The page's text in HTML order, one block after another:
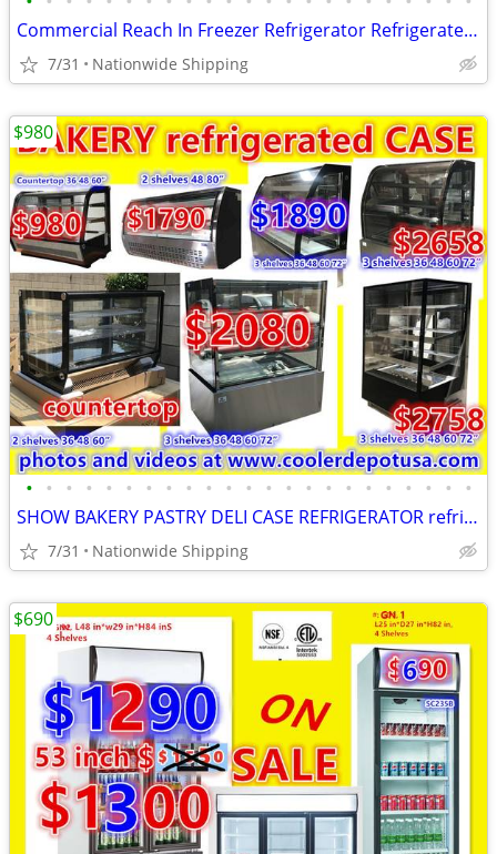
Commercial Reach In Freezer Refrigerator Refrigerated Cooler RESTAURAN
7/31 Nationwide Shipping
• • • • • • • • • • • • • • • • • • • • • • •
SHOW BAKERY PASTRY DELI CASE REFRIGERATOR refrigerated RESTAURANT EQUI
7/31 Nationwide Shipping
$980
$690